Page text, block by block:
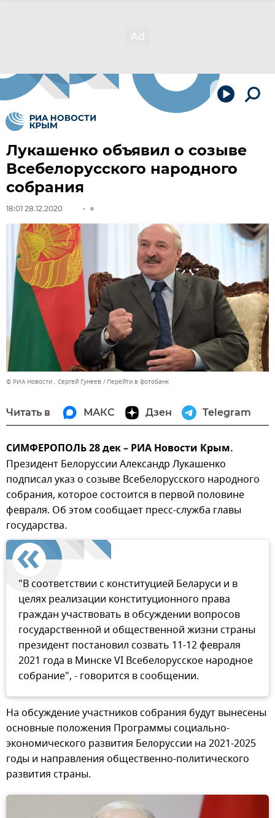
Лукашенко объявил о созыве
Всебелорусского народного
собрания
18:01 28.12.2020
© РИА Новости . Сергей Гунеев Перейти в фотобанк
Читать в МАКС Дзен Telegram
СИМФЕРОПОЛЬ 28 дек – РИА Новости Крым.
Президент Белоруссии Александр Лукашенко
подписал указ о созыве Всебелорусского народного
собрания, которое состоится в первой половине
февраля. Об этом сообщает пресс-служба главы
государства.
"В соответствии с конституцией Беларуси и в
целях реализации конституционного права
граждан участвовать в обсуждении вопросов
государственной и общественной жизни страны
президент постановил созвать 11-12 февраля
2021 года в Минске VI Всебелорусское народное
собрание", - говорится в сообщении.
На обсуждение участников собрания будут вынесены
основные положения Программы социально-
экономического развития Белоруссии на 2021-2025
годы и направления общественно-политического
развития страны.